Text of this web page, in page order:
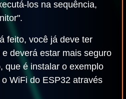
los na sequência,
feito, você já deve ter
deverá estar mais seguro
que é instalar o exemplo
WiFi do ESP32 através